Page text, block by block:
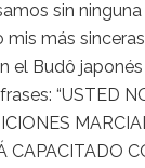
sin
más
el Budô
“USTED
CAPACITADO